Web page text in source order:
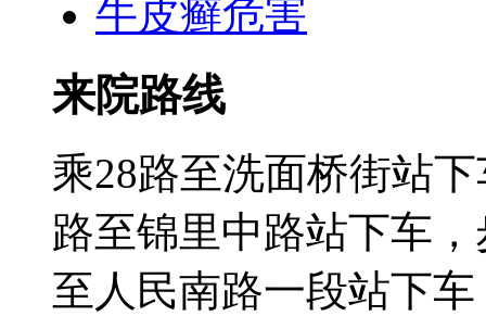
牛皮癣危害
来院路线
乘28路至洗面桥街站
路至锦里中路站下车
至人民南路一段站下